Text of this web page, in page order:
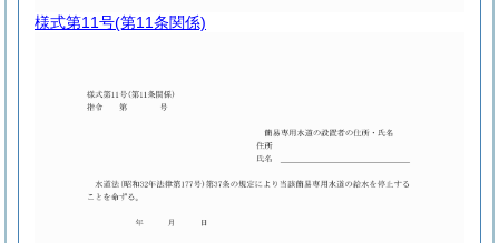
様式第11号(第11条関係)